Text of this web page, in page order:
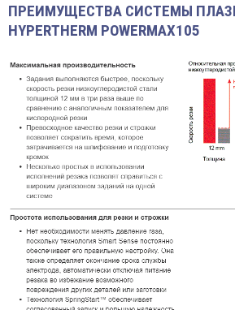
ПРЕИМУЩЕСТВА СИСТЕМЫ
HYPERTHERM POWERMAX105